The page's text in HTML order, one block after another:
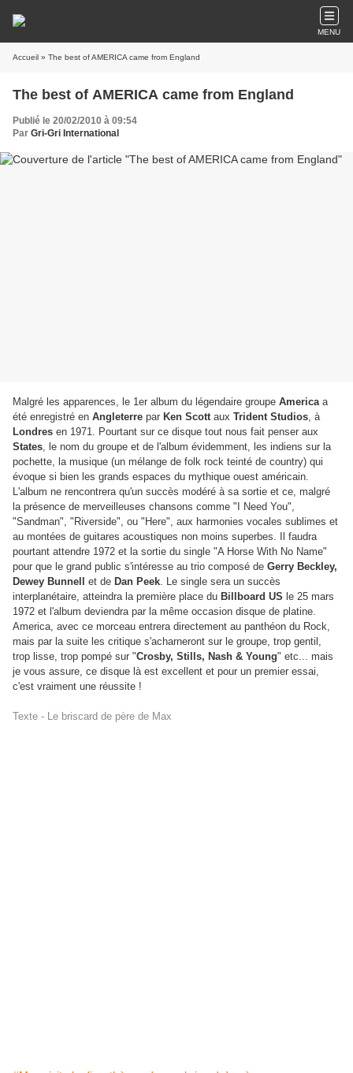
MENU
Accueil » The best of AMERICA came from England
The best of AMERICA came from England
Publié le 20/02/2010 à 09:54
Par Gri-Gri International
Malgré les apparences, le 1er album du légendaire groupe America a
été enregistré en Angleterre par Ken Scott aux Trident Studios, à
Londres en 1971. Pourtant sur ce disque tout nous fait penser aux
States, le nom du groupe et de l'album évidemment, les indiens sur la
pochette, la musique (un mélange de folk rock teinté de country) qui
évoque si bien les grands espaces du mythique ouest américain.
L'album ne rencontrera qu'un succès modéré à sa sortie et ce, malgré
la présence de merveilleuses chansons comme "I Need You",
"Sandman", "Riverside", ou "Here", aux harmonies vocales sublimes et
au montées de guitares acoustiques non moins superbes. Il faudra
pourtant attendre 1972 et la sortie du single "A Horse With No Name"
pour que le grand public s'intéresse au trio composé de Gerry Beckley,
Dewey Bunnell
et de Dan Peek. Le single sera un succès
interplanétaire, atteindra la première place du Billboard US le 25 mars
1972 et l'album deviendra par la même occasion disque de platine.
America, avec ce morceau entrera directement au panthéon du Rock,
mais par la suite les critique s'acharneront sur le groupe, trop gentil,
trop lisse, trop pompé sur "Crosby, Stills, Nash & Young" etc... mais
je vous assure, ce disque là est excellent et pour un premier essai,
c'est vraiment une réussite !
Texte - Le briscard de père de Max